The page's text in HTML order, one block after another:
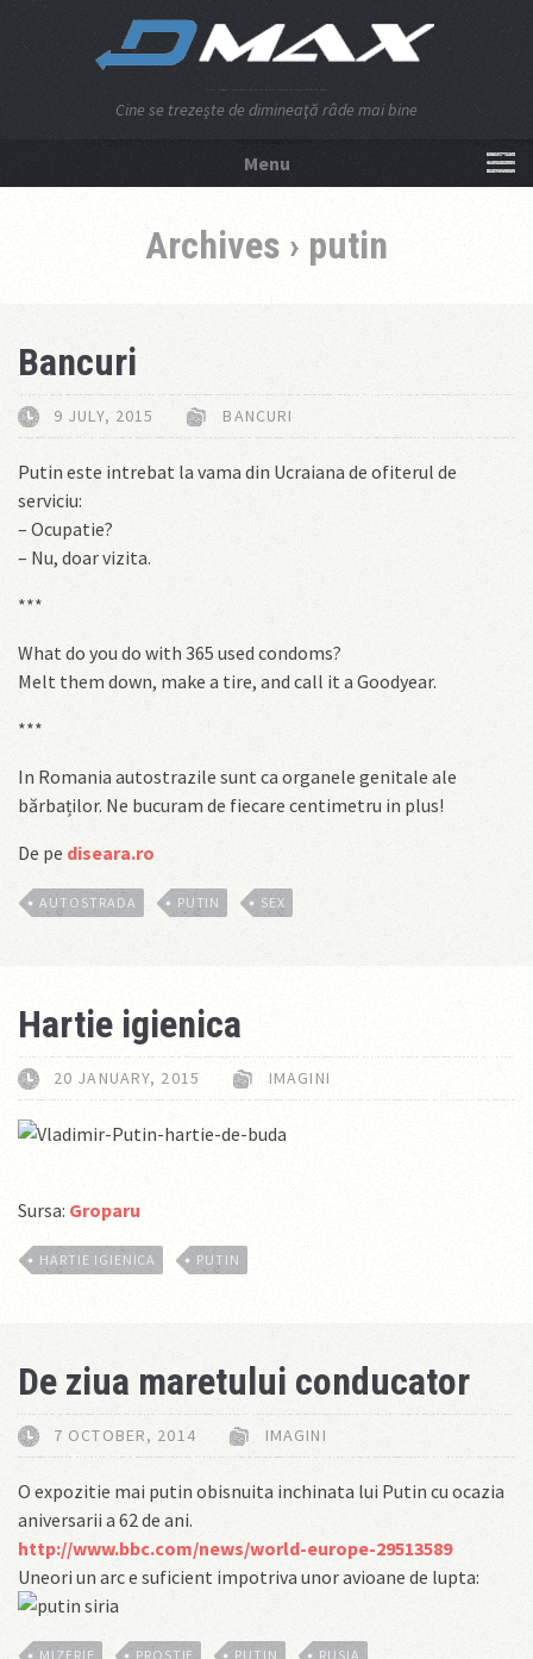
Cine se trezeşte de dimineaţă râde mai bine
Menu
Archives › putin
Bancuri
9 JULY, 2015 BANCURI
Putin este intrebat la vama din Ucraiana de ofiterul de
serviciu:
– Ocupatie?
– Nu, doar vizita.
***
What do you do with 365 used condoms?
Melt them down, make a tire, and call it a Goodyear.
***
In Romania autostrazile sunt ca organele genitale ale
bărbaților. Ne bucuram de fiecare centimetru in plus!
De pe diseara.ro
AUTOSTRADA PUTIN SEX
Hartie igienica
20 JANUARY, 2015 IMAGINI
Sursa: Groparu
HARTIE IGIENICA PUTIN
De ziua maretului conducator
7 OCTOBER, 2014 IMAGINI
O expozitie mai putin obisnuita inchinata lui Putin cu ocazia
aniversarii a 62 de ani.
http://www.bbc.com/news/world-europe-29513589
Uneori un arc e suficient impotriva unor avioane de lupta:
MIZERIE PROSTIE PUTIN RUSIA